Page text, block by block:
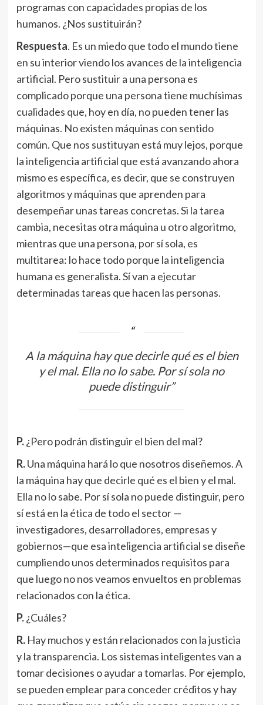
programas con capacidades propias de los
humanos. ¿Nos sustituirán?
Respuesta. Es un miedo que todo el mundo tiene
en su interior viendo los avances de la inteligencia
artificial. Pero sustituir a una persona es
complicado porque una persona tiene muchísimas
cualidades que, hoy en día, no pueden tener las
máquinas. No existen máquinas con sentido
común. Que nos sustituyan está muy lejos, porque
la inteligencia artificial que está avanzando ahora
mismo es específica, es decir, que se construyen
algoritmos y máquinas que aprenden para
desempeñar unas tareas concretas. Si la tarea
cambia, necesitas otra máquina u otro algoritmo,
mientras que una persona, por sí sola, es
multitarea: lo hace todo porque la inteligencia
humana es generalista. Sí van a ejecutar
determinadas tareas que hacen las personas.
A la máquina hay que decirle qué es el bien
y el mal. Ella no lo sabe. Por sí sola no
puede distinguir”
P.¿Pero podrán distinguir el bien del mal?
R.Una máquina hará lo que nosotros diseñemos. A
la máquina hay que decirle qué es el bien y el mal.
Ella no lo sabe. Por sí sola no puede distinguir, pero
sí está en la ética de todo el sector —
investigadores, desarrolladores, empresas y
gobiernos—que esa inteligencia artificial se diseñe
cumpliendo unos determinados requisitos para
que luego no nos veamos envueltos en problemas
relacionados con la ética.
P.¿Cuáles?
R.Hay muchos y están relacionados con la justicia
y la transparencia. Los sistemas inteligentes van a
tomar decisiones o ayudar a tomarlas. Por ejemplo,
se pueden emplear para conceder créditos y hay